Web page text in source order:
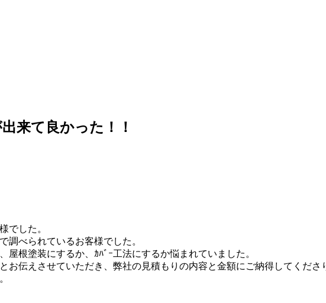
来て良かった！！
でした。
調べられているお客様でした。
根塗装にするか、ｶﾊﾞｰ工法にするか悩まれていました。
お伝えさせていただき、弊社の見積もりの内容と金額にご納得してくださ